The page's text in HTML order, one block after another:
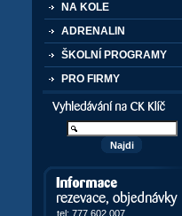
NA KOLE
ADRENALIN
ŠKOLNÍ PROGRAMY
PRO FIRMY
Vyhledávání kurzů a akcí
Informace, rezervace,
objedávky
tel: 777 602 007